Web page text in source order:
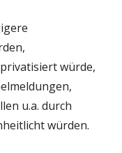
würde,
u.a. durch
würden.